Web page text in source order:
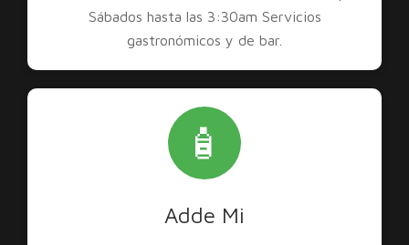
Sábados hasta las 3:30am Servicios
gastronómicos y de bar.
🧴
Adde Mi